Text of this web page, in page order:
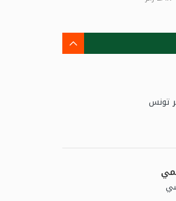
تونس